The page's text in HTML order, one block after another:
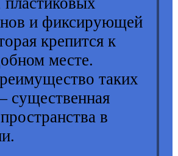
и фиксирующей
крепится к
месте.
таких
существенная
в